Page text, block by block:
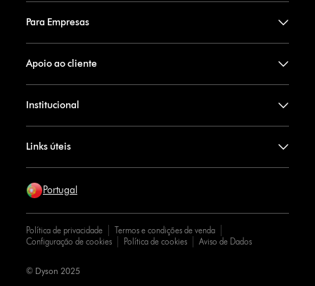
Para Empresas
Apoio ao cliente
Institucional
Links úteis
Portugal
Política de privacidade
Termos e condições de venda
Configuração de cookies
Política de cookies Aviso de Dados
© Dyson 2025